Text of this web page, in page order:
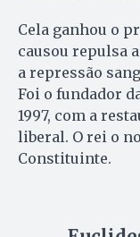
Cela ganhou o
causou repulsa
a repressão
Foi o fundador
1997, com a
liberal. O rei o
Constituinte.